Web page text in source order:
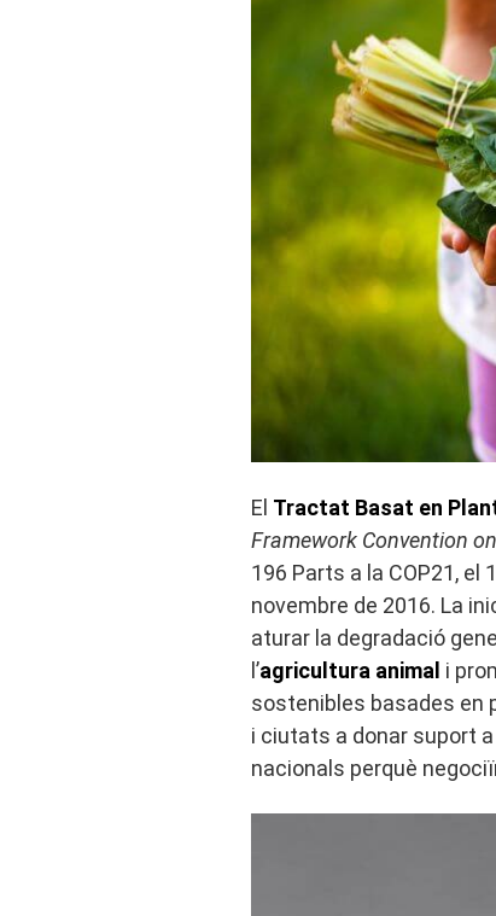
El Tractat Basat en
Framework Convention
196 Parts a la COP21, el
novembre de 2016. La
aturar la degradació
l’agricultura animal i
sostenibles basades en
i ciutats a donar suport
nacionals perquè